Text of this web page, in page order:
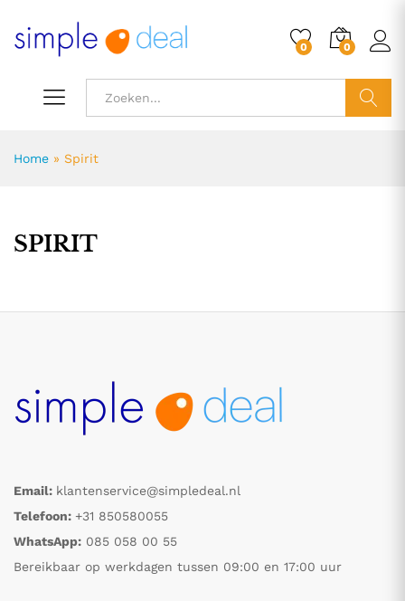
0 0
Home » Spirit
SPIRIT
Email: klantenservice@simpledeal.nl
Telefoon: +31 850580055
WhatsApp: 085 058 00 55
Bereikbaar op werkdagen tussen 09:00 en 17:00 uur